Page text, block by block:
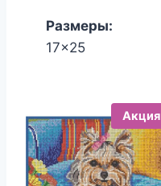
Размеры:
17x25
Акция